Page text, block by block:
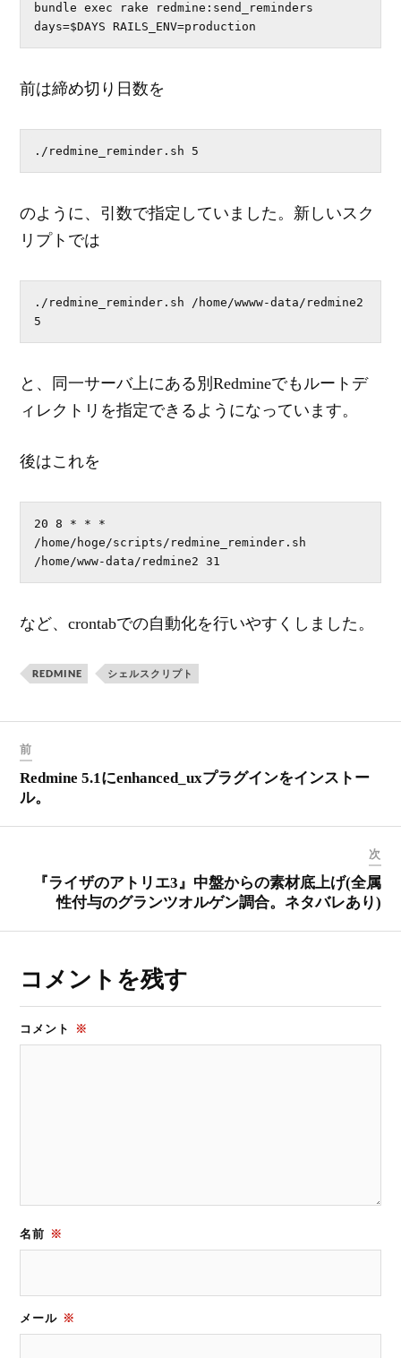
bundle exec rake redmine:send_reminders
days=$DAYS RAILS_ENV=production
前は締め切り日数を
./redmine_reminder.sh 5
のように、引数で指定していました。新しいスク
リプトでは
./redmine_reminder.sh /home/wwww-data/redmine2
5
と、同一サーバ上にある別Redmineでもルートデ
ィレクトリを指定できるようになっています。
後はこれを
20 8 * * *
/home/hoge/scripts/redmine_reminder.sh
/home/www-data/redmine2 31
など、crontabでの自動化を行いやすくしました。
REDMINE シェルスクリプト
前
Redmine 5.1にenhanced_uxプラグインをインストー
ル。
次
『ライザのアトリエ3』中盤からの素材底上げ(全属
性付与のグランツオルゲン調合。ネタバレあり)
コメントを残す
コメント ※
名前 ※
メール ※